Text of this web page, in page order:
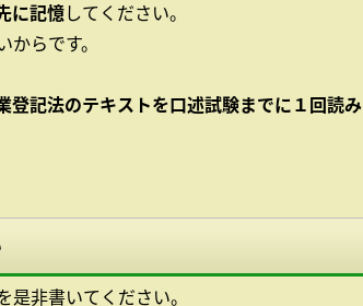
に記憶してください。
らです。
登記法のテキストを口述試験までに１回読み
是非書いてください。